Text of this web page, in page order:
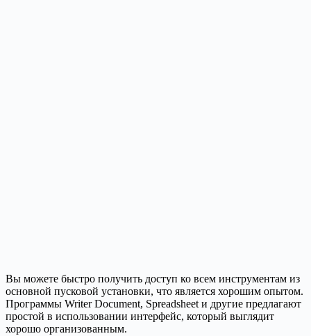
Вы можете быстро получить доступ ко всем инструментам из
основной пусковой установки, что является хорошим опытом.
Программы Writer Document, Spreadsheet и другие предлагают
простой в использовании интерфейс, который выглядит
хорошо организованным.